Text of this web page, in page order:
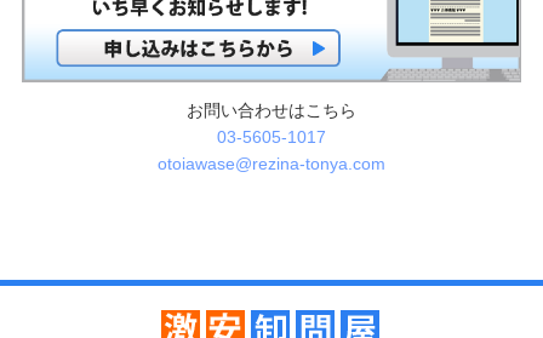
お問い合わせはこちら
03-5605-1017
otoiawase@rezina-tonya.com